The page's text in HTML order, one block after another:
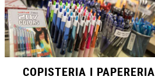
ASSEGURANCES
COPISTERIA I PAPERERIA